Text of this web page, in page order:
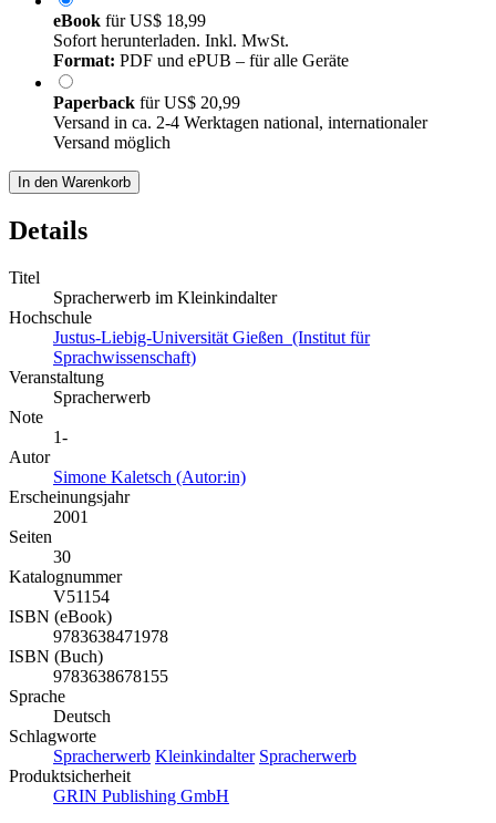
eBook fürUS$ 18,99
Sofort herunterladen. Inkl. MwSt.
Format: PDF und ePUB – für alle Geräte
Paperback fürUS$ 20,99
Versand in ca. 2-4 Werktagen national, internationaler
Versand möglich
In den Warenkorb
Details
Titel
Spracherwerb im Kleinkindalter
Hochschule
Justus-Liebig-Universität Gießen (Institut für
Sprachwissenschaft)
Veranstaltung
Spracherwerb
Note
1-
Autor
Simone Kaletsch (Autor:in)
Erscheinungsjahr
2001
Seiten
30
Katalognummer
V51154
ISBN (eBook)
9783638471978
ISBN (Buch)
9783638678155
Sprache
Deutsch
Schlagworte
Spracherwerb Kleinkindalter Spracherwerb
Produktsicherheit
GRIN Publishing GmbH